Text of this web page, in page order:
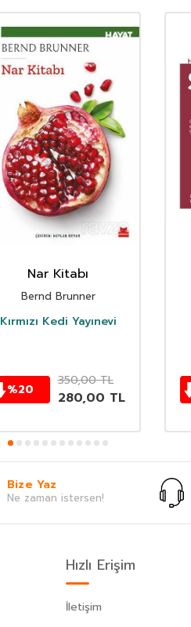
Nar Kitabı
Bernd Brunner
Kırmızı Kedi Yayınevi
%20
350,00TL
280,00 TL
Bize Yaz
Ne zaman istersen!
Hızlı Erişim
İletişim